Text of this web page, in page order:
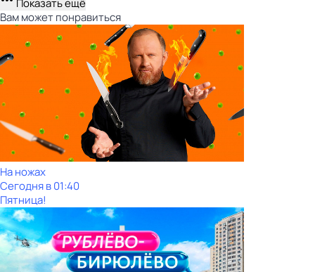
Показать ещё
Вам может понравиться
На ножах
Сегодня в 01:40
Пятница!